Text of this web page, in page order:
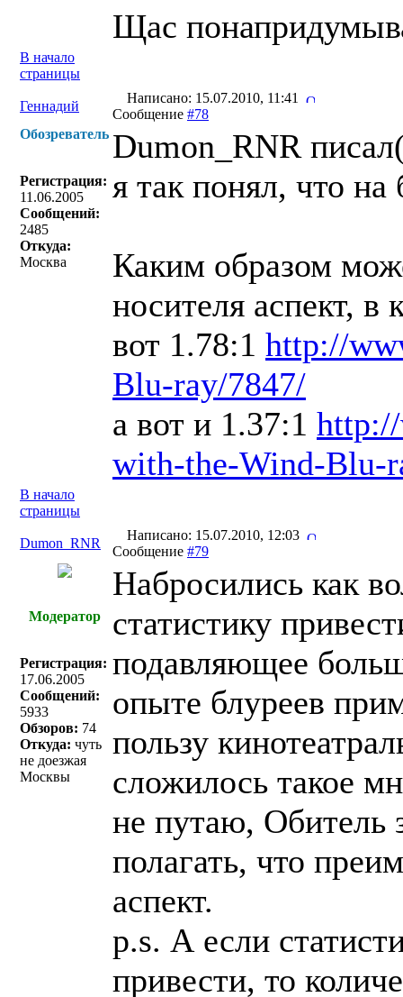
Щас
В начало
страницы
Геннадий
Написано: 15.07.2010, 11:41
Сообщение #78
Обозреватель
Регистрация:
11.06.2005
Сообщений:
2485
Откуда:
Москва
Dumon_RNR
я так понял, что на
Каким образом
носителя аспект,
вот 1.78:1 http://
Blu-ray/7847/
а вот и 1.37:1
with-the-Wind-Blu-
В начало
страницы
Dumon_RNR
Написано: 15.07.2010, 12:03
Сообщение #79
Модератор
Регистрация:
17.06.2005
Сообщений:
5933
Обзоров: 74
Откуда: чуть
не доезжая
Москвы
Набросились как
статистику
подавляющее
опыте блуреев
пользу
сложилось такое
не путаю, Обитель
полагать, что
аспект.
p.s. А если
привести, то